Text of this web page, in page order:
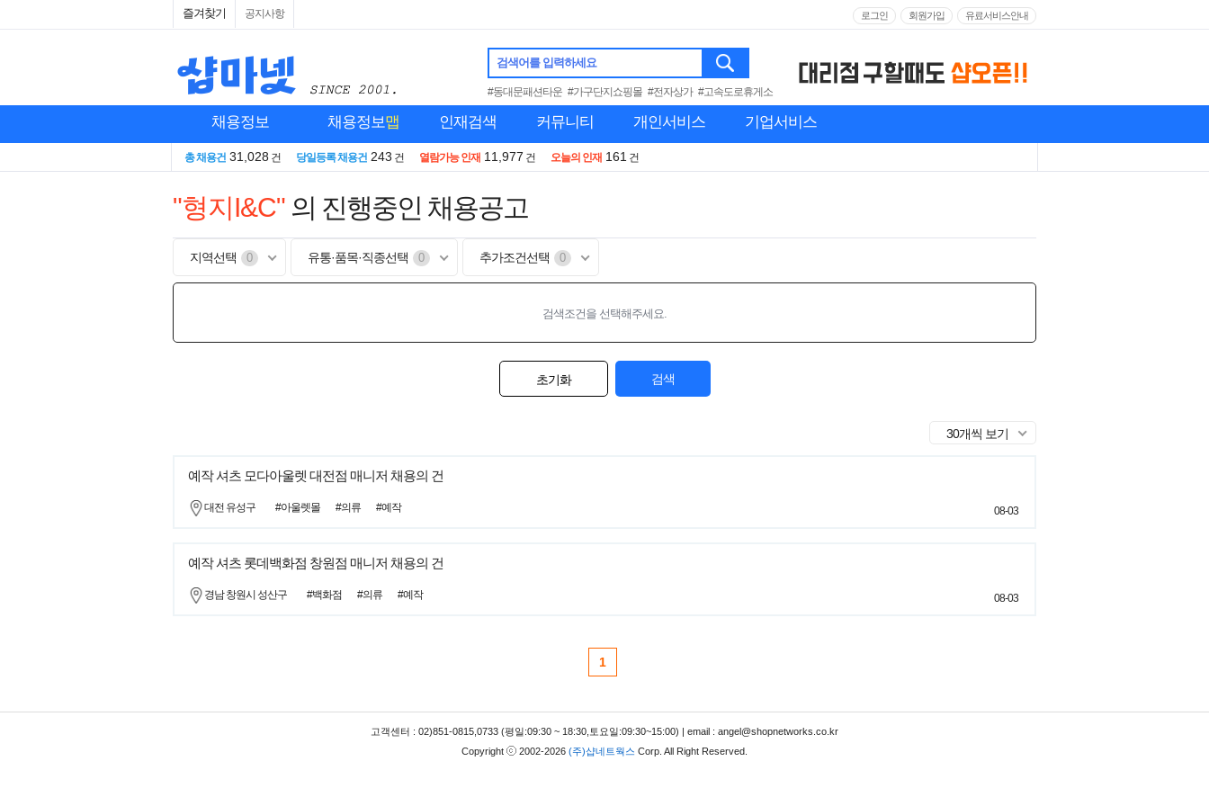
즐겨찾기 공지사항 로그인 회원가입 유료서비스안내
검색어를 입력하세요
#동대문패션타운 #가구단지쇼핑몰 #전자상가 #고속도로휴게소
채용정보 채용정보맵 인재검색 커뮤니티 개인서비스 기업서비스
총 채용건 31,028 건 당일등록 채용건 243 건 열람가능 인재 11,977 건 오늘의 인재 161 건
"형지I&C" 의 진행중인 채용공고
지역선택 0 유통·품목·직종선택 0 추가조건선택 0
검색조건을 선택해주세요.
초기화 검색
30개씩 보기
예작 셔츠 모다아울렛 대전점 매니저 채용의 건
대전 유성구 #아울렛몰 #의류 #예작 08-03
예작 셔츠 롯데백화점 창원점 매니저 채용의 건
경남 창원시 성산구 #백화점 #의류 #예작 08-03
1
고객센터 : 02)851-0815,0733 (평일:09:30 ~ 18:30,토요일:09:30~15:00) | email : angel@shopnetworks.co.kr
Copyright
2002-2026 (주)샵네트웍스 Corp. All Right Reserved.